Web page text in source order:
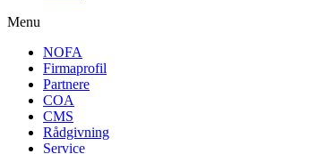
Menu
NOFA
Firmaprofil
Partnere
COA
CMS
Rådgivning
Service